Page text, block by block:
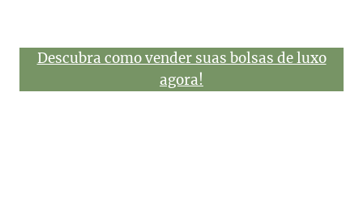
Descubra como vender suas bolsas de luxo
agora!